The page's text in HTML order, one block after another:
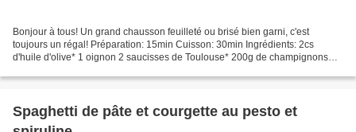
Bonjour à tous! Un grand chausson feuilleté ou brisé bien garni, c'est
toujours un régal! Préparation: 15min Cuisson: 30min Ingrédients: 2cs
d'huile d'olive* 1 oignon 2 saucisses de Toulouse* 200g de champignons
Spaghetti de pâte et courgette au pesto et